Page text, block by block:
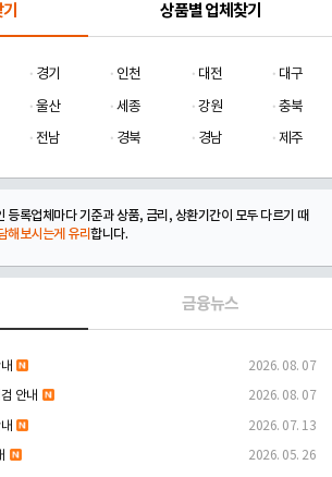
상품별 업체찾기
경기 인천 대전
대구
울산 세종 강원
충북
전남 경북 경남 제주
등록업체마다 기준과 상품, 금리, 상환기간이 모두 다르기 때
해보시는게 유리합니다.
금융뉴스
2026. 08. 07
안내 2026. 08. 07
2026. 07. 13
2026. 05. 26